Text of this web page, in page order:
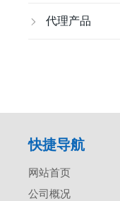
代理产品
快捷导航
网站首页
公司概况